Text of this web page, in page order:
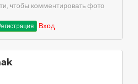
чтобы комментировать фото
Вход